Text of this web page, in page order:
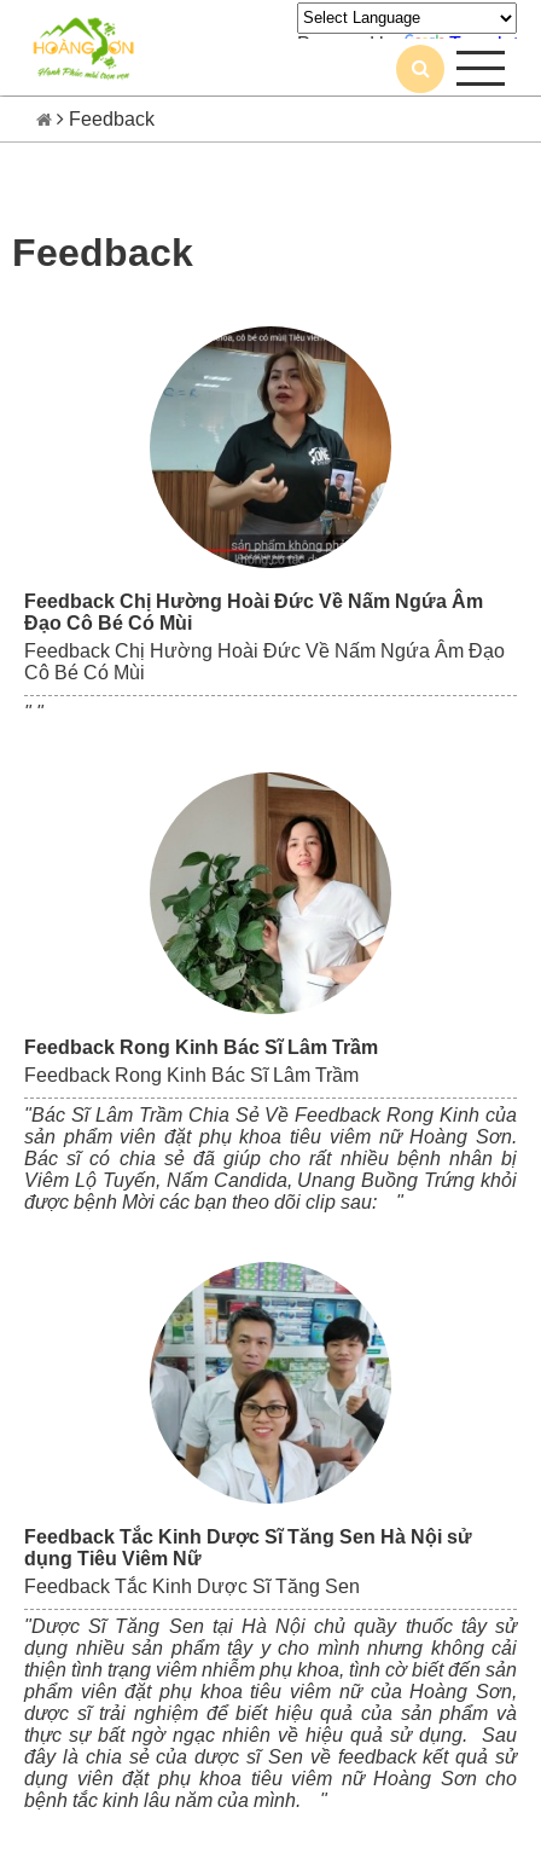
Powered by Translate
Feedback
Feedback
Feedback Chị Hường Hoài Đức Về Nấm Ngứa Âm
Đạo Cô Bé Có Mùi
Feedback Chị Hường Hoài Đức Về Nấm Ngứa Âm Đạo
Cô Bé Có Mùi
" "
Feedback Rong Kinh Bác Sĩ Lâm Trầm
Feedback Rong Kinh Bác Sĩ Lâm Trầm
"Bác Sĩ Lâm Trầm Chia Sẻ Về Feedback Rong Kinh của
sản phẩm viên đặt phụ khoa tiêu viêm nữ Hoàng Sơn.
Bác sĩ có chia sẻ đã giúp cho rất nhiều bệnh nhân bị
Viêm Lộ Tuyến, Nấm Candida, Unang Buồng Trứng khỏi
được bệnh Mời các bạn theo dõi clip sau: "
Feedback Tắc Kinh Dược Sĩ Tăng Sen Hà Nội sử
dụng Tiêu Viêm Nữ
Feedback Tắc Kinh Dược Sĩ Tăng Sen
"Dược Sĩ Tăng Sen tại Hà Nội chủ quầy thuốc tây sử
dụng nhiều sản phẩm tây y cho mình nhưng không cải
thiện tình trạng viêm nhiễm phụ khoa, tình cờ biết đến sản
phẩm viên đặt phụ khoa tiêu viêm nữ của Hoàng Sơn,
dược sĩ trải nghiệm để biết hiệu quả của sản phẩm và
thực sự bất ngờ ngạc nhiên về hiệu quả sử dụng. Sau
đây là chia sẻ của dược sĩ Sen về feedback kết quả sử
dụng viên đặt phụ khoa tiêu viêm nữ Hoàng Sơn cho
bệnh tắc kinh lâu năm của mình. "